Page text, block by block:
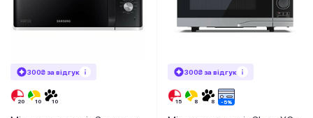
300₴ за відгук 300₴ за відгук